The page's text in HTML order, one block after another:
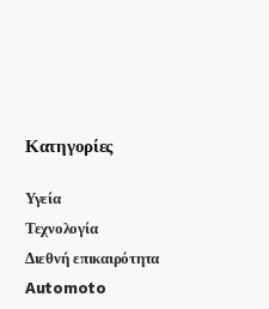
Κατηγορίες
Υγεία
Τεχνολογία
Διεθνή επικαιρότητα
Automoto